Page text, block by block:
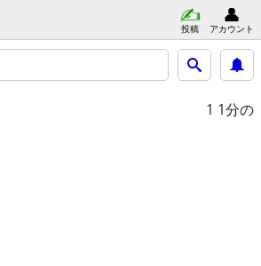
投稿 アカウント
1 1分の